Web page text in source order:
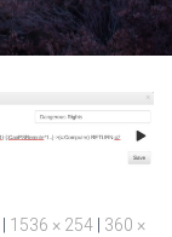
1536 × 254
360 ×